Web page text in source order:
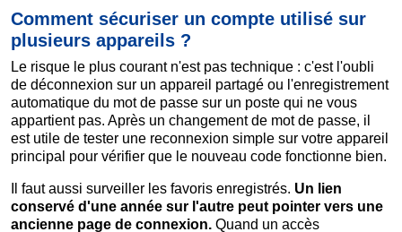
Comment sécuriser un compte utilisé sur
plusieurs appareils ?
Le risque le plus courant n'est pas technique : c'est l'oubli
de déconnexion sur un appareil partagé ou l'enregistrement
automatique du mot de passe sur un poste qui ne vous
appartient pas. Après un changement de mot de passe, il
est utile de tester une reconnexion simple sur votre appareil
principal pour vérifier que le nouveau code fonctionne bien.
Il faut aussi surveiller les favoris enregistrés. Un lien
conservé d'une année sur l'autre peut pointer vers une
ancienne page de connexion. Quand un accès